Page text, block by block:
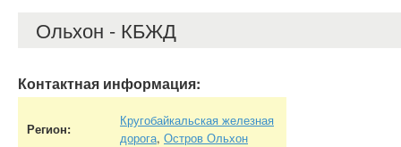
Ольхон - КБЖД
Контактная информация:
Регион:
Кругобайкальская железная
дорога, Остров Ольхон